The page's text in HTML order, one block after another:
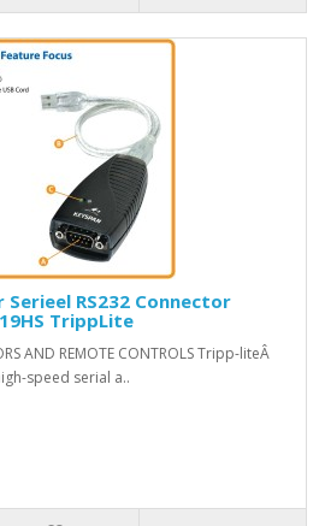
Serieel RS232 Connector
TrippLite
AND REMOTE CONTROLS Tripp-liteÂ
speed serial a..